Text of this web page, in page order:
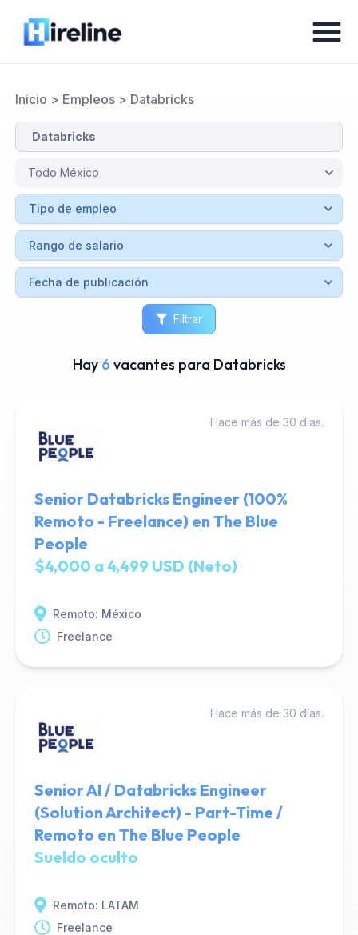
Inicio > Empleos> Databricks
Filtrar
Hay 6 vacantes para Databricks
Hace más de 30 días.
Senior Databricks Engineer (100%
Remoto - Freelance) en The Blue
People
$4,000 a 4,499 USD (Neto)
Remoto: México
Freelance
Hace más de 30 días.
Senior AI / Databricks Engineer
(Solution Architect) - Part-Time /
Remoto en The Blue People
Sueldo oculto
Remoto: LATAM
Freelance